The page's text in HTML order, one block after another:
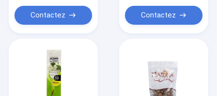
Produits
Vidéos
Contactez Contactez